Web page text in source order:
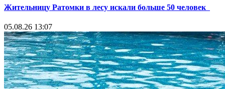
Жительницу Ратомки в лесу искали больше 50 человек
05.08.26 13:07